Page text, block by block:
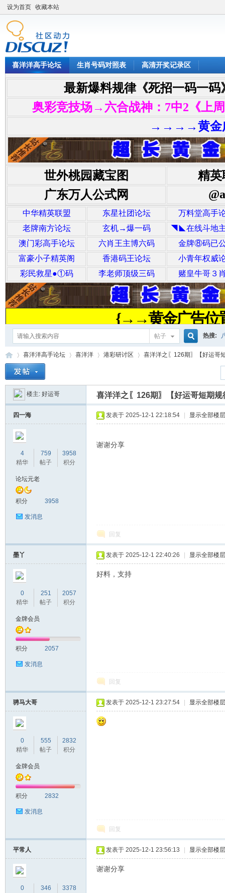
设为首页 收藏本站
喜洋洋高手论坛 生肖号码对照表 高清开奖记录区
帖子
搜
索
热搜:
»
喜洋洋高手论坛 喜洋洋 港彩研讨区 喜洋洋之〖126期〗【好运哥
楼主: 好运哥 喜洋洋之〖126期〗【好运哥短期规
四一海
4
精华
759
帖子
3958
积分
论坛元老
积分 3958
发消息
发表于 2025-12-1 22:18:54 显示全部楼层
谢谢分享
回复
墨丫
0
精华
251
帖子
2057
积分
金牌会员
积分 2057
发消息
发表于 2025-12-1 22:40:26 显示全部楼层
好料，支持
回复
骋马大哥
0
精华
555
帖子
2832
积分
金牌会员
积分 2832
发消息
发表于 2025-12-1 23:27:54 显示全部楼层
回复
平常人
0
346
3378
发表于 2025-12-1 23:56:13 显示全部楼层
谢谢分享